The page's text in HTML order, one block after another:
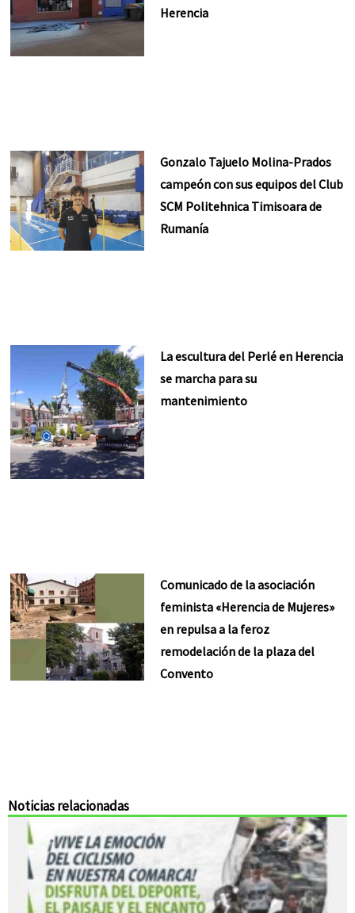
Herencia
Gonzalo Tajuelo Molina-Prados
campeón con sus equipos del Club
SCM Politehnica Timisoara de
Rumanía
La escultura del Perlé en Herencia
se marcha para su
mantenimiento
Comunicado de la asociación
feminista «Herencia de Mujeres»
en repulsa a la feroz
remodelación de la plaza del
Convento
Noticias relacionadas